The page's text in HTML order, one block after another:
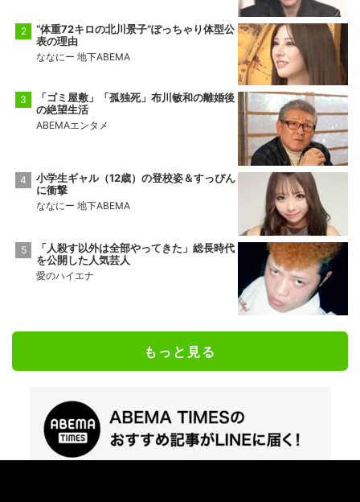
“体重72キロの北川景子”ぽっちゃり体型公
表の理由
ななにー 地下ABEMA
「ゴミ屋敷」「孤独死」布川敏和の離婚後
の絶望生活
ABEMAエンタメ
小学生ギャル（12歳）の登校姿＆すっぴん
に衝撃
ななにー 地下ABEMA
「人殺す以外は全部やってきた」総長時代
を公開した人気芸人
愛のハイエナ
もっと見る